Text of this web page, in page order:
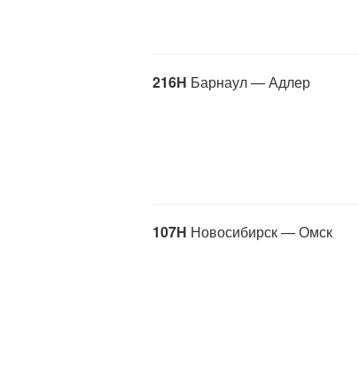
216Н Барнаул — Адлер
107Н Новосибирск — Омск